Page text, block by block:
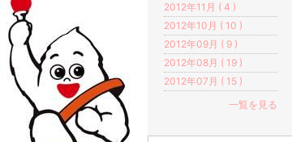
2012年11月 ( 4 )
2012年10月 ( 10 )
2012年09月 ( 9 )
2012年08月 ( 19 )
2012年07月 ( 15 )
一覧を見る